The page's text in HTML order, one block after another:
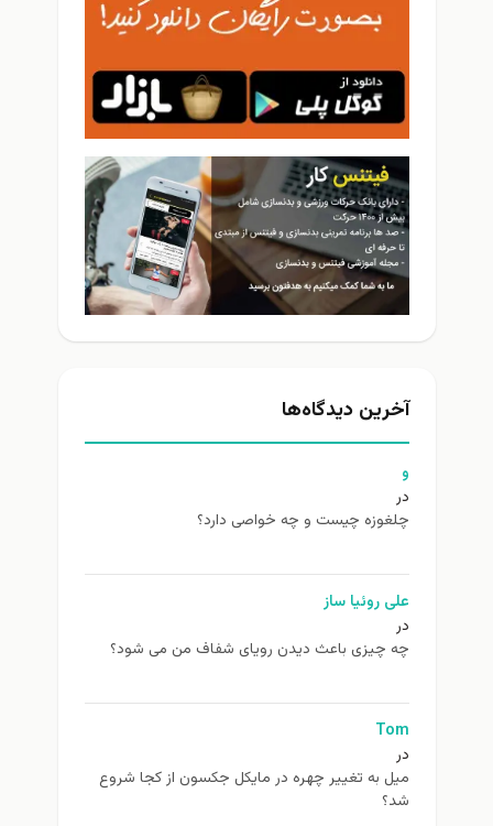
آخرین دیدگاه‌ها
و
در
چلغوزه چیست و چه خواصی دارد؟
علی روئیا ساز
در
چه چیزی باعث دیدن رویای شفاف من می شود؟
Tom
در
ميل به تغيير چهره در مایکل جکسون از كجا شروع
شد؟